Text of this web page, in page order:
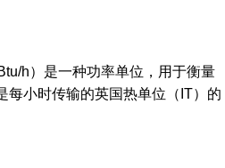
h）是一种功率单位，用于衡量
每小时传输的英国热单位（IT）的